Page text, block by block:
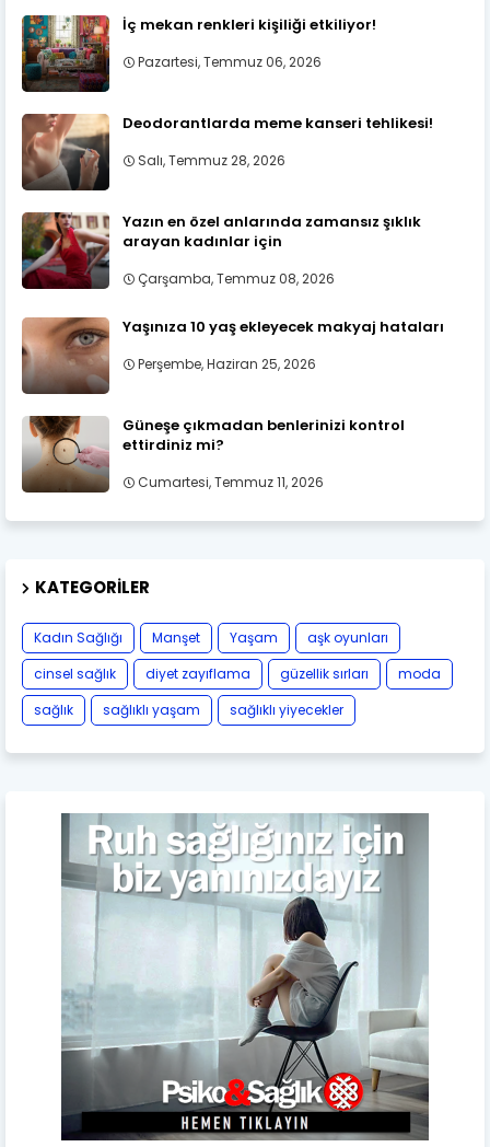
İç mekan renkleri kişiliği etkiliyor!
Pazartesi, Temmuz 06, 2026
Deodorantlarda meme kanseri tehlikesi!
Salı, Temmuz 28, 2026
Yazın en özel anlarında zamansız şıklık
arayan kadınlar için
Çarşamba, Temmuz 08, 2026
Yaşınıza 10 yaş ekleyecek makyaj hataları
Perşembe, Haziran 25, 2026
Güneşe çıkmadan benlerinizi kontrol
ettirdiniz mi?
Cumartesi, Temmuz 11, 2026
KATEGORILER
Kadın Sağlığı Manşet Yaşam
aşk oyunları
cinsel sağlık
diyet zayıflama güzellik sırları
moda
sağlık
sağlıklı yaşam sağlıklı yiyecekler